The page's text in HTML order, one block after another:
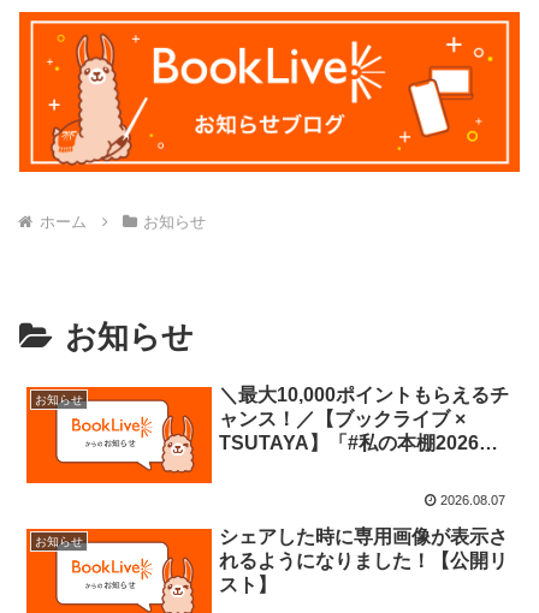
ホーム お知らせ
お知らせ
お知らせ
＼最大10,000ポイントもらえるチ
ャンス！／【ブックライブ ×
TSUTAYA】「#私の本棚2026」
2026.08.07
お知らせ
シェアした時に専用画像が表示さ
れるようになりました！【公開リ
スト】